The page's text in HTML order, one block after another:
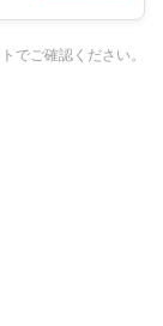
でご確認ください。